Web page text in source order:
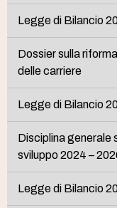
Legge di Bilancio
Dossier sulla
delle carriere
Legge di Bilancio
Disciplina generale
sviluppo 2024 –
Legge di Bilancio